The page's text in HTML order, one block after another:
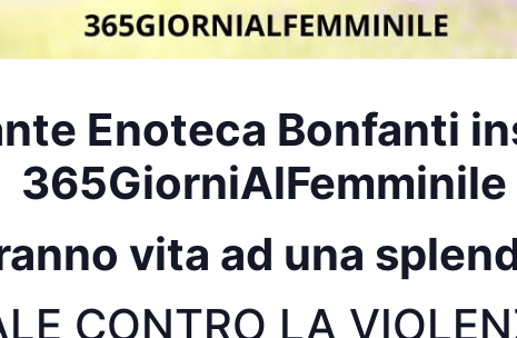
Enoteca Bonfanti
365GiorniAlFemminile
vita ad una
CONTRO LA